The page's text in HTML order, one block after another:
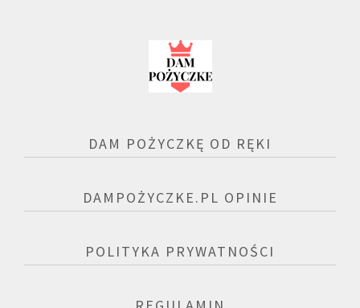
DAM POŻYCZKĘ OD RĘKI
DAMPOŻYCZKE.PL OPINIE
POLITYKA PRYWATNOŚCI